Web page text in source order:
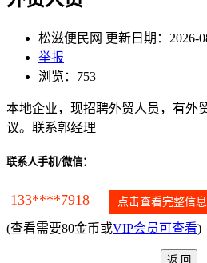
松滋便民网 更新日期：2026-
举报
浏览：753
本地企业，现招聘外贸人员，有外
议。联系郭经理
联系人手机/微信：
133****7918 点击查看完整信息
(查看需要80金币或VIP会员可查看)